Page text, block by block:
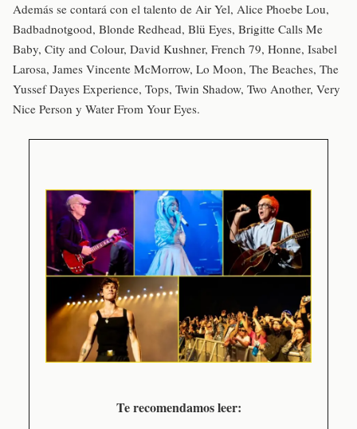
Además se contará con el talento de Air Yel, Alice Phoebe Lou,
Badbadnotgood, Blonde Redhead, Blü Eyes, Brigitte Calls Me
Baby, City and Colour, David Kushner, French 79, Honne, Isabel
Larosa, James Vincente McMorrow, Lo Moon, The Beaches, The
Yussef Dayes Experience, Tops, Twin Shadow, Two Another, Very
Nice Person y Water From Your Eyes.
Te recomendamos leer: